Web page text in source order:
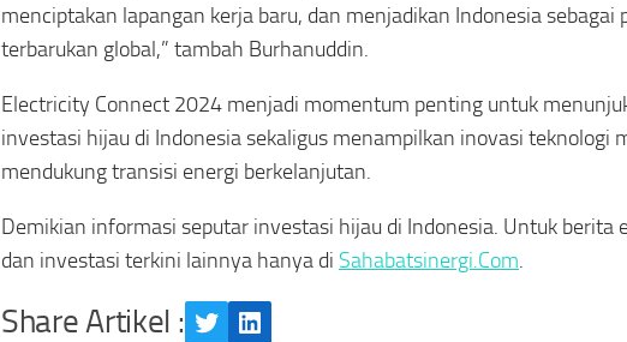
menciptakan lapangan kerja baru, dan menjadikan Indonesia sebagai
terbarukan global,” tambah Burhanuddin.
Electricity Connect 2024 menjadi momentum penting untuk
investasi hijau di Indonesia sekaligus menampilkan inovasi teknologi
mendukung transisi energi berkelanjutan.
Demikian informasi seputar investasi hijau di Indonesia. Untuk berita
dan investasi terkini lainnya hanya di Sahabatsinergi.Com.
Share Artikel :